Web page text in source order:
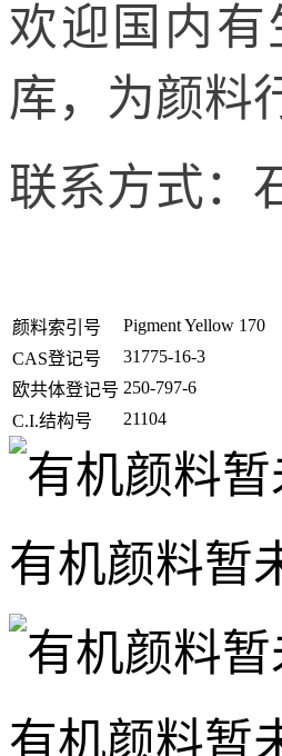
欢迎国内
库，为颜料
联系方式：
颜料索引号
Pigment Yellow 170
CAS登记号
31775-16-3
欧共体登记号 250-797-6
C.I.结构号
21104
有机颜料暂
有机颜料暂